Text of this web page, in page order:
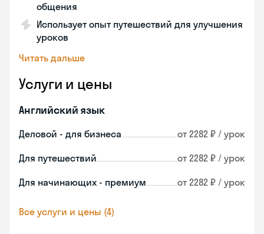
общения
Использует опыт путешествий для улучшения
уроков
Читать дальше
Услуги и цены
Английский язык
Деловой - для бизнеса от 2282 ₽ / урок
Для путешествий от 2282 ₽ / урок
Для начинающих - премиум от 2282 ₽ / урок
Все услуги и цены (4)